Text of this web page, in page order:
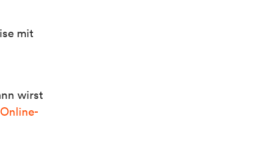
mit
wirst
Online-